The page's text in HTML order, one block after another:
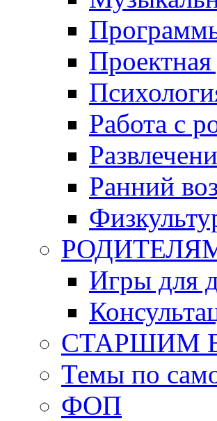
Проектная
Работа с
Ранний
Игры для
СТАРШИМ
Темы по
ФОП